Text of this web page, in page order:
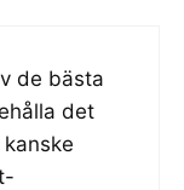
de bästa
det